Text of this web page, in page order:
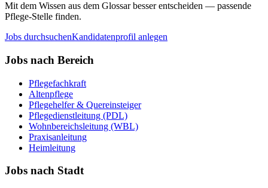
Mit dem Wissen aus dem Glossar besser entscheiden — passende
Pflege-Stelle finden.
Jobs durchsuchenKandidatenprofil anlegen
Jobs nach Bereich
Pflegefachkraft
Altenpflege
Pflegehelfer & Quereinsteiger
Pflegedienstleitung (PDL)
Wohnbereichsleitung (WBL)
Praxisanleitung
Heimleitung
Jobs nach Stadt